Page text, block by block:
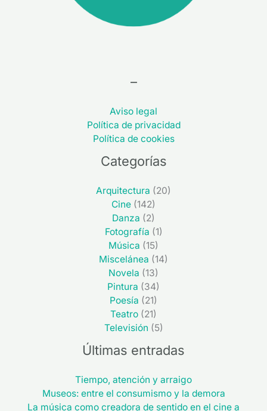
–
Aviso legal
Política de privacidad
Política de cookies
Categorías
Arquitectura (20)
Cine (142)
Danza (2)
Fotografía (1)
Música (15)
Miscelánea (14)
Novela (13)
Pintura (34)
Poesía (21)
Teatro (21)
Televisión (5)
Últimas entradas
Tiempo, atención y arraigo
Museos: entre el consumismo y la demora
La música como creadora de sentido en el cine a